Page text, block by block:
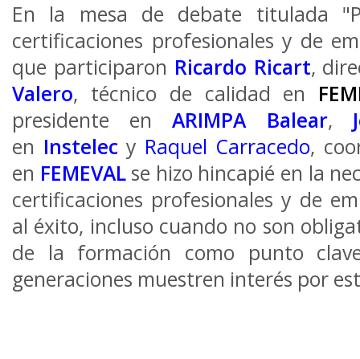
En la mesa de debate titulada
certificaciones profesionales y de
que participaron Ricardo Ricart,
Valero, técnico de calidad en
presidente enARIMPA Balear,
en Instelec y Raquel Carracedo,
en FEMEVALse hizo hincapié en la
certificaciones profesionales y de
al éxito, incluso cuando no son
de la formación como punto
generaciones muestren interés por